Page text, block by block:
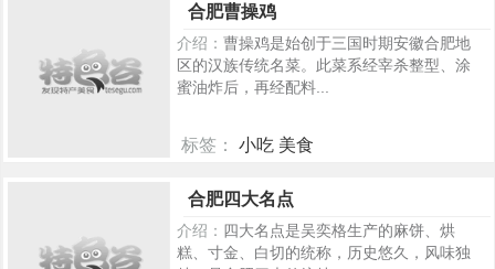
合肥曹操鸡
介绍： 曹操鸡是始创于三国时期安徽合肥地
区的汉族传统名菜。此菜系经宰杀整型、涂
蜜油炸后，再经配料...
标签： 小吃 美食
合肥四大名点
介绍： 四大名点是吴奕格生产的麻饼、烘
糕、寸金、白切的统称，历史悠久，风味独